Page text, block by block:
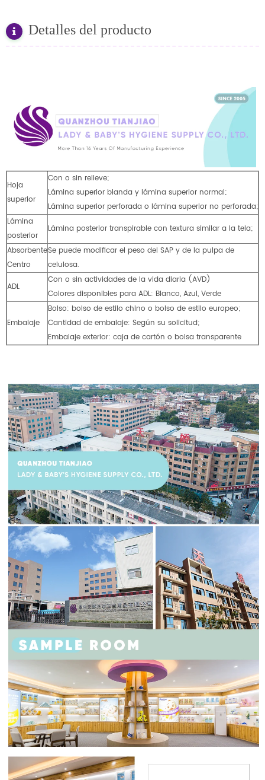
Detalles del producto
Hoja
superior
Con o sin relieve;
Lámina superior blanda y lámina superior normal;
Lámina superior perforada o lámina superior no perforada;
Lámina
posterior
Lámina posterior transpirable con textura similar a la tela;
Absorbente
Centro
Se puede modificar el peso del SAP y de la pulpa de
celulosa.
ADL
Con o sin actividades de la vida diaria (AVD)
Colores disponibles para ADL: Blanco, Azul, Verde
Embalaje
Bolso: bolso de estilo chino o bolso de estilo europeo;
Cantidad de embalaje: Según su solicitud;
Embalaje exterior: caja de cartón o bolsa transparente